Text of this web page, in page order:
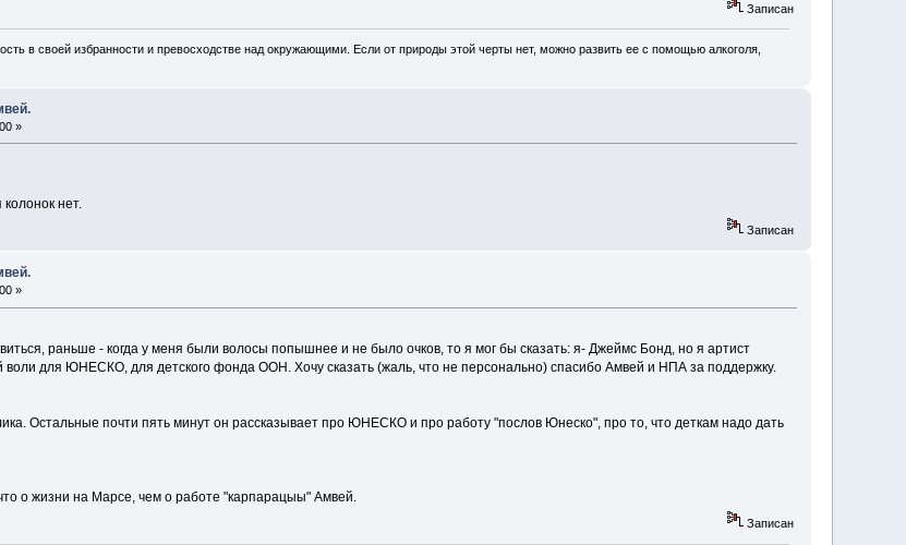
Записан
в своей избранности и превосходстве над окружающими. Если от природы этой черты нет, можно развить ее с помощью алкоголя,
»
нет.
Записан
»
раньше - когда у меня были волосы попышнее и не было очков, то я мог бы сказать: я- Джеймс Бонд, но я артист
для ЮНЕСКО, для детского фонда ООН. Хочу сказать (жаль, что не персонально) спасибо Амвей и НПА за поддержку.
Остальные почти пять минут он рассказывает про ЮНЕСКО и про работу "послов Юнеско", про то, что деткам надо дать
о жизни на Марсе, чем о работе "карпарацыы" Амвей.
Записан